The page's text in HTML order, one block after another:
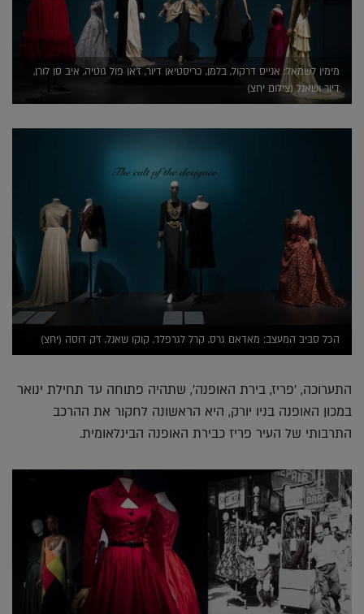
מימין לשמאל: אנייס דרקול, בלמן, כריסטיאן דיור, ז'אן פול גוטיה, איב סן לורן,
דיור ושאנל (צילום יחצ)
הכל סביב המעצב: מאדאם גרס, קרל לגרפלד, קוקו שאנל, ז'ק דוסה (יחצ)
התערוכה, 'פריז, בירת האופנה', שתהיה פתוחה עד תחילת ינואר
במכון האופנה בניו יורק, היא הראשונה לחקור את ההרכב
התרבותי של העיר פריז כבירת האופנה הבינלאומית.